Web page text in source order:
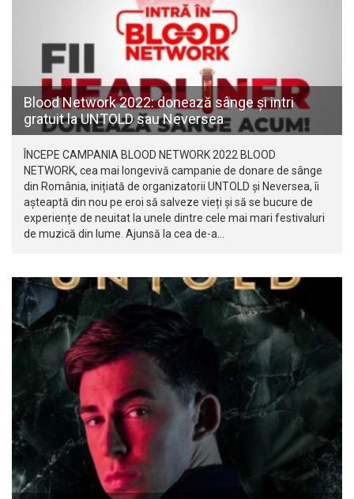
Blood Network 2022: donează sânge și intri
gratuit la UNTOLD sau Neversea
ÎNCEPE CAMPANIA BLOOD NETWORK 2022 BLOOD
NETWORK, cea mai longevivă campanie de donare de sânge
din România, inițiată de organizatorii UNTOLD și Neversea, îi
așteaptă din nou pe eroi să salveze vieți și să se bucure de
experiențe de neuitat la unele dintre cele mai mari festivaluri
de muzică din lume. Ajunsă la cea de-a…